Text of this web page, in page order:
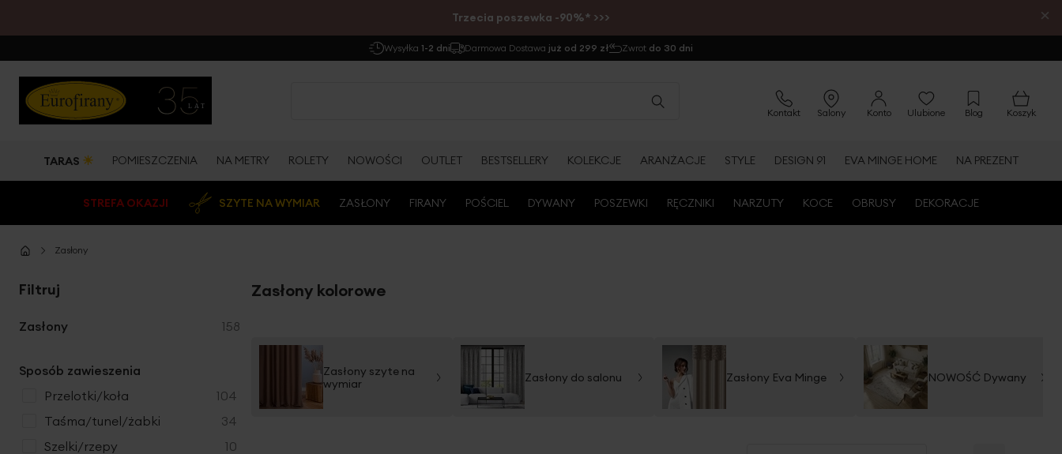
Trzecia poszewka -90%* >>> ×
Wysyłka 1-2 dni Darmowa Dostawa już od 299 zł Zwrot do 30 dni
Kontakt Salony Konto Ulubione Blog Koszyk
TARAS ☀ POMIESZCZENIA NA METRY ROLETY NOWOŚCI OUTLET BESTSELLERY KOLEKCJE ARANŻACJE STYLE DESIGN 91 EVA MINGE HOME NA PREZENT
STREFA OKAZJI SZYTE NA WYMIAR ZASŁONY FIRANY POŚCIEL DYWANY POSZEWKI RĘCZNIKI NARZUTY KOCE OBRUSY DEKORACJE
Zasłony
Zasłony kolorowe
Zasłony szyte na
wymiar
Zasłony do salonu Zasłony Eva Minge NOWOŚĆ Dywany
Filtruj
Zasłony 158
produkty
Sposób zawieszenia
przelotki/koła
104
produkty
taśma/tunel/żabki
34
produkty
szelki/rzepy
10
produkty